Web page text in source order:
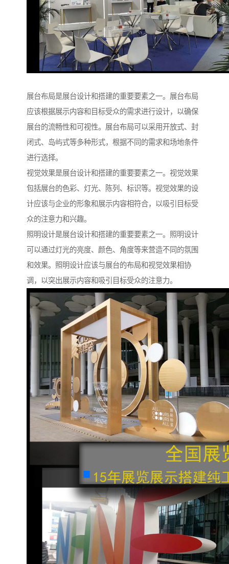
展台布局是展台设计和搭建的重要要素之一。展台布局
应该根据展示内容和目标受众的需求进行设计，以确保
展台的流畅性和可视性。展台布局可以采用开放式、封
闭式、岛屿式等多种形式，根据不同的需求和场地条件
进行选择。
视觉效果是展台设计和搭建的重要要素之一。视觉效果
包括展台的色彩、灯光、陈列、标识等。视觉效果的设
计应该与企业的形象和展示内容相符合，以吸引目标受
众的注意力和兴趣。
照明设计是展台设计和搭建的重要要素之一。照明设计
可以通过灯光的亮度、颜色、角度等来营造不同的氛围
和效果。照明设计应该与展台的布局和视觉效果相协
调，以突出展示内容和吸引目标受众的注意力。